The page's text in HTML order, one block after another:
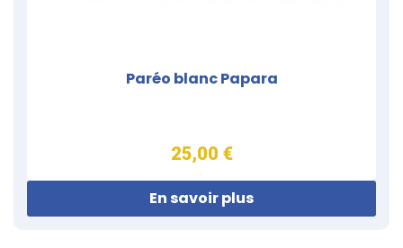
Paréo blanc Papara
25,00 €
En savoir plus